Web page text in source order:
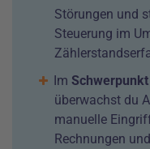
Störungen und
Steuerung im
Im
überwachst du
manuelle
Rechnungen